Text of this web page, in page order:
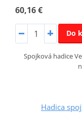
60,16 €
Do
Spojková hadice
Hadica